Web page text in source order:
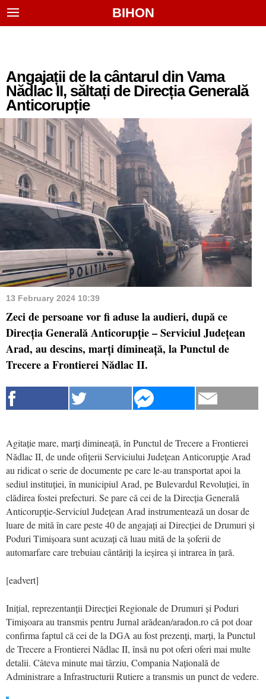
BIHON
Angajații de la cântarul din Vama
Nădlac II, săltați de Direcția Generală
Anticorupție
13 February 2024 10:39
Zeci de persoane vor fi aduse la audieri, după ce
Direcția Generală Anticorupție – Serviciul Județean
Arad, au descins, marți dimineață, la Punctul de
Trecere a Frontierei Nădlac II.
Agitație mare, marți dimineață, în Punctul de Trecere a Frontierei
Nădlac II, de unde ofițerii Serviciului Judeţean Anticorupţie Arad
au ridicat o serie de documente pe care le-au transportat apoi la
sediul instituției, în municipiul Arad, pe Bulevardul Revoluției, în
clădirea fostei prefecturi. Se pare că cei de la Direcția Generală
Anticorupție-Serviciul Județean Arad instrumentează un dosar de
luare de mită în care peste 40 de angajați ai Direcției de Drumuri și
Poduri Timișoara sunt acuzați că luau mită de la șoferii de
automarfare care trebuiau cântăriți la ieșirea și intrarea în țară.
[eadvert]
Inițial, reprezentanții Direcției Regionale de Drumuri și Poduri
Timișoara au transmis pentru Jurnal arădean/aradon.ro că pot doar
confirma faptul că cei de la DGA au fost prezenți, marți, la Punctul
de Trecere a Frontierei Nădlac II, însă nu pot oferi oferi mai multe
detalii. Câteva minute mai târziu, Compania Națională de
Administrare a Infrastructurii Rutiere a transmis un punct de vedere.